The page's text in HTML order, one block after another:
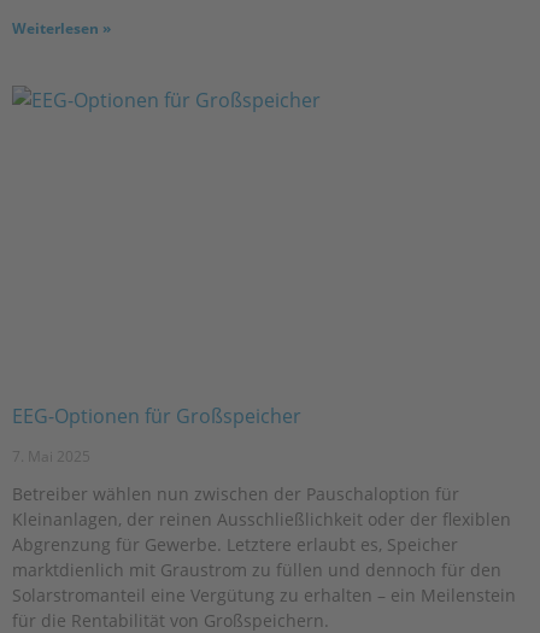
Weiterlesen »
EEG-Optionen für Großspeicher
7. Mai 2025
Betreiber wählen nun zwischen der Pauschaloption für
Kleinanlagen, der reinen Ausschließlichkeit oder der flexiblen
Abgrenzung für Gewerbe. Letztere erlaubt es, Speicher
marktdienlich mit Graustrom zu füllen und dennoch für den
Solarstromanteil eine Vergütung zu erhalten – ein Meilenstein
für die Rentabilität von Großspeichern.